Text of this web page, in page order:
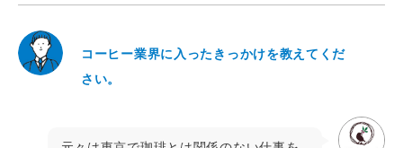
コーヒー業界に入ったきっかけを教えてくだ
さい。